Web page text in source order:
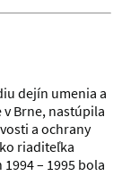
dejín umenia a
Brne, nastúpila
a ochrany
riaditeľka
– 1995 bola